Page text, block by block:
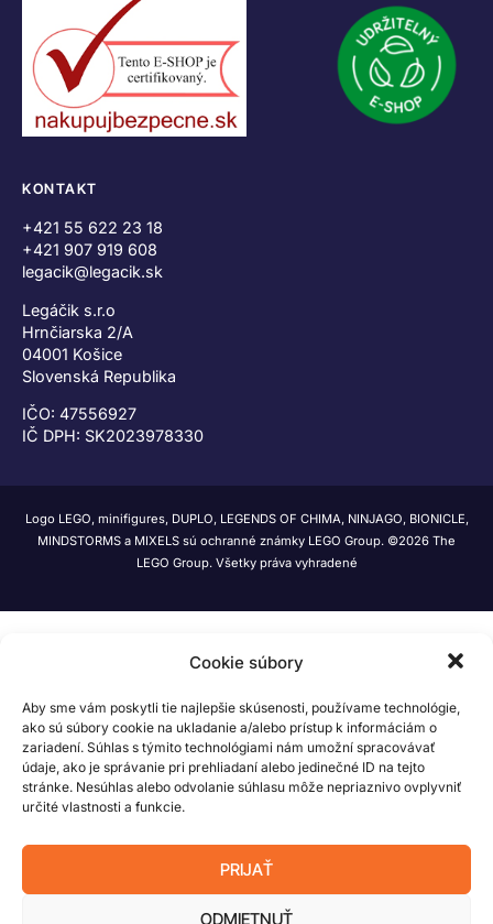
Cookie súbory
Aby sme vám poskytli tie najlepšie skúsenosti, používame technológie,
ako sú súbory cookie na ukladanie a/alebo prístup k informáciám o
zariadení. Súhlas s týmito technológiami nám umožní spracovávať
údaje, ako je správanie pri prehliadaní alebo jedinečné ID na tejto
stránke. Nesúhlas alebo odvolanie súhlasu môže nepriaznivo ovplyvniť
určité vlastnosti a funkcie.
PRIJAŤ
ODMIETNUŤ
KONTAKT
+421 55 622 23 18
+421 907 919 608
legacik@legacik.sk
Legáčik s.r.o
Hrnčiarska 2/A
04001 Košice
Slovenská Republika
IČO: 47556927
IČ DPH: SK2023978330
Logo LEGO, minifigures, DUPLO, LEGENDS OF CHIMA, NINJAGO, BIONICLE,
MINDSTORMS a MIXELS sú ochranné známky LEGO Group. ©2026 The
LEGO Group. Všetky práva vyhradené